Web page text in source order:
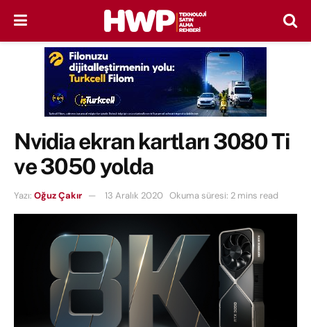
Nvidia ekran kartları 3080 Ti
ve 3050 yolda
Yazı: Oğuz Çakır 13 Aralık 2020 Okuma süresi: 2 mins read